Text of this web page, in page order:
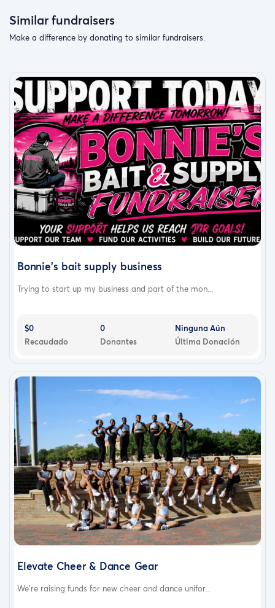
Similar fundraisers
Make a difference by donating to similar fundraisers.
Bonnie's bait supply business
Trying to start up my business and part of the mon...
$0
Recaudado
0
Donantes
Ninguna Aún
Última Donación
Elevate Cheer & Dance Gear
We’re raising funds for new cheer and dance unifor...